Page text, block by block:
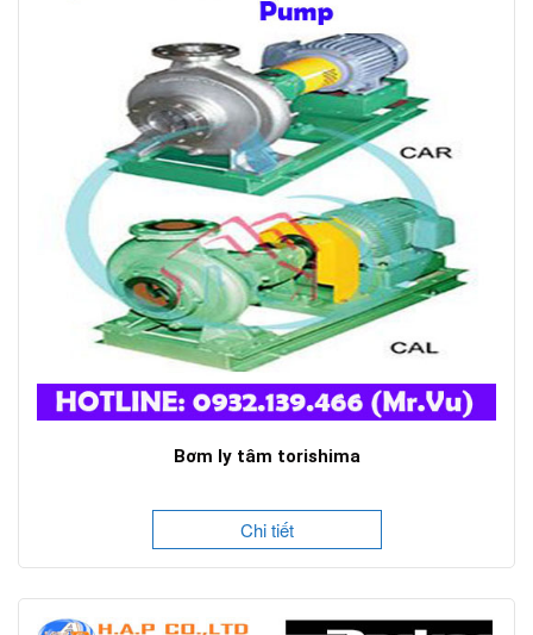
Bơm ly tâm torishima
Chi tiết